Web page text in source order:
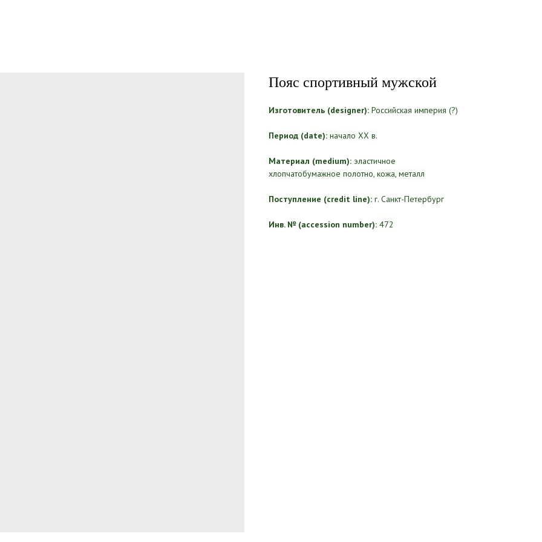
Пояс спортивный мужской
Изготовитель (designer): Российская империя (?)
Период (date): начало ХХ в.
Материал (medium): эластичное
хлопчатобумажное полотно, кожа, металл
Поступление (credit line): г. Санкт-Петербург
Инв. № (accession number): 472